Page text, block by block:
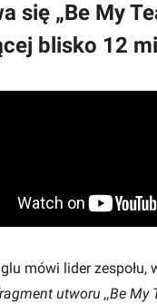
się „Be My
blisko 12
mówi lider zespołu,
utworu ,,Be My